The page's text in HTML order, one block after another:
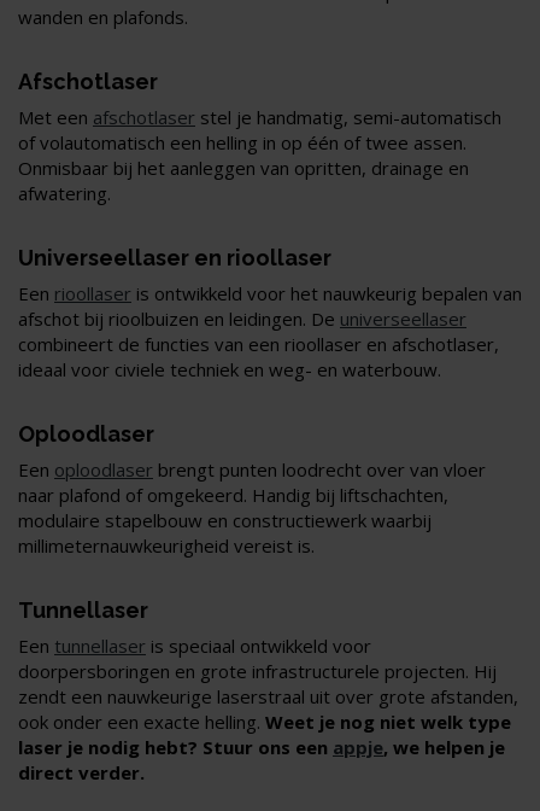
wanden en plafonds.
Afschotlaser
Met een afschotlaser stel je handmatig, semi-automatisch
of volautomatisch een helling in op één of twee assen.
Onmisbaar bij het aanleggen van opritten, drainage en
afwatering.
Universeellaser en rioollaser
Een rioollaser is ontwikkeld voor het nauwkeurig bepalen van
afschot bij rioolbuizen en leidingen. De universeellaser
combineert de functies van een rioollaser en afschotlaser,
ideaal voor civiele techniek en weg- en waterbouw.
Oploodlaser
Een oploodlaser brengt punten loodrecht over van vloer
naar plafond of omgekeerd. Handig bij liftschachten,
modulaire stapelbouw en constructiewerk waarbij
millimeternauwkeurigheid vereist is.
Tunnellaser
Een tunnellaser is speciaal ontwikkeld voor
doorpersboringen en grote infrastructurele projecten. Hij
zendt een nauwkeurige laserstraal uit over grote afstanden,
ook onder een exacte helling. Weet je nog niet welk type
laser je nodig hebt? Stuur ons een appje, we helpen je
direct verder.